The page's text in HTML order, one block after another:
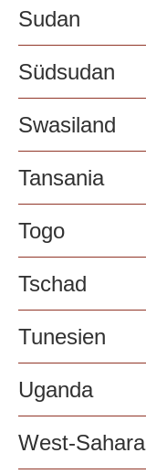
Sudan
Südsudan
Swasiland
Tansania
Togo
Tschad
Tunesien
Uganda
West-Sahara